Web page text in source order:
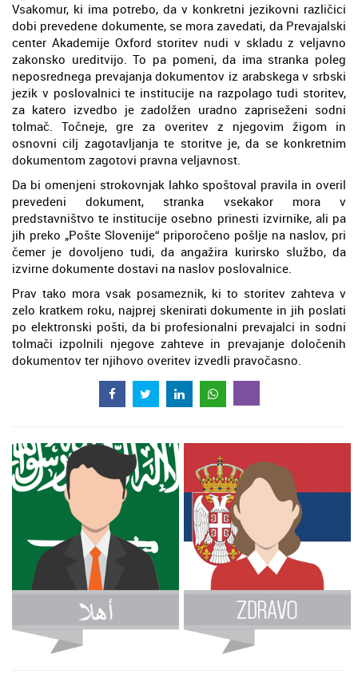
Vsakomur, ki ima potrebo, da v konkretni jezikovni različici
dobi prevedene dokumente, se mora zavedati, da Prevajalski
center Akademije Oxford storitev nudi v skladu z veljavno
zakonsko ureditvijo. To pa pomeni, da ima stranka poleg
neposrednega prevajanja dokumentov iz arabskega v srbski
jezik v poslovalnici te institucije na razpolago tudi storitev,
za katero izvedbo je zadolžen uradno zapriseženi sodni
tolmač. Točneje, gre za overitev z njegovim žigom in
osnovni cilj zagotavljanja te storitve je, da se konkretnim
dokumentom zagotovi pravna veljavnost.
Da bi omenjeni strokovnjak lahko spoštoval pravila in overil
prevedeni dokument, stranka vsekakor mora v
predstavništvo te institucije osebno prinesti izvirnike, ali pa
jih preko „Pošte Slovenije“ priporočeno pošlje na naslov, pri
čemer je dovoljeno tudi, da angažira kurirsko službo, da
izvirne dokumente dostavi na naslov poslovalnice.
Prav tako mora vsak posameznik, ki to storitev zahteva v
zelo kratkem roku, najprej skenirati dokumente in jih poslati
po elektronski pošti, da bi profesionalni prevajalci in sodni
tolmači izpolnili njegove zahteve in prevajanje določenih
dokumentov ter njihovo overitev izvedli pravočasno.